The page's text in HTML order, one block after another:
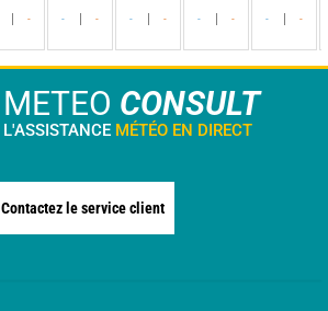
- - - - - - - - -
METEO CONSULT
L'ASSISTANCE MÉTÉO EN DIRECT
Contactez le service client